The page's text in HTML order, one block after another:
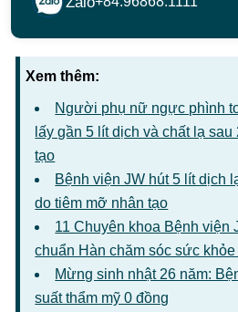
Xem thêm:
Người phụ nữ ngực phình
lấy gần 5 lít dịch và chất lạ
tạo
Bệnh viện JW hút 5 lít dịch
do tiêm mỡ nhân tạo
11 Chuyên khoa Bệnh viện
chuẩn Hàn chăm sóc sức khỏe
Mừng sinh nhật 26 năm:
suất thẩm mỹ 0 đồng